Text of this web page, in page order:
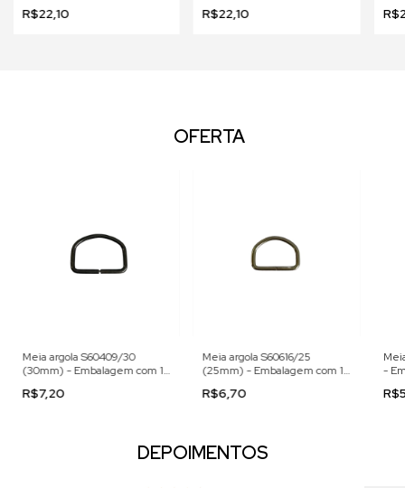
R$22,10 R$22,10
OFERTA
Meia argola S60409/30
(30mm) - Embalagem com 10
R$7,20
Meia argola S60616/25
(25mm) - Embalagem com 10
R$6,70
-
DEPOIMENTOS